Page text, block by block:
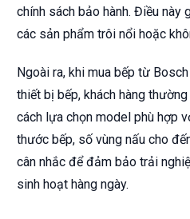
chính sách bảo hành. Điều này
các sản phẩm trôi nổi hoặc
Ngoài ra, khi mua bếp từ
thiết bị bếp, khách hàng
cách lựa chọn model phù hợp
thước bếp, số vùng nấu cho
cân nhắc để đảm bảo trải
sinh hoạt hàng ngày.